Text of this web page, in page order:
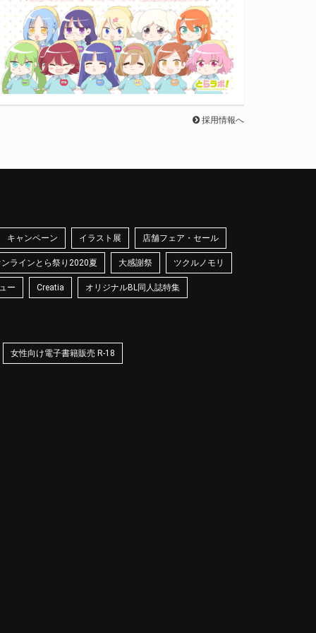
採用情報へ
キャンペーン イラスト展 店舗フェア・セール
ラインとら祭り2020夏 大感謝祭 ツクルノモリ
ー Creatia オリジナルBL同人誌特集
女性向け電子書籍販売 R-18